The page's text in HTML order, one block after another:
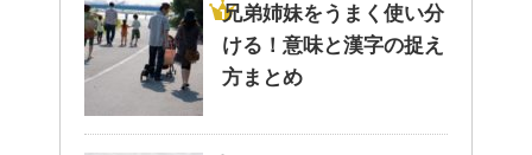
兄弟姉妹をうまく使い分
ける！意味と漢字の捉え
方まとめ